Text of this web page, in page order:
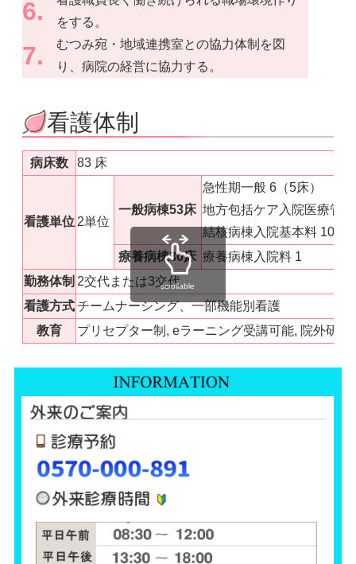
をする。
むつみ宛・地域連携室との協力体制を図
り、病院の経営に協力する。
看護体制
病床数 83 床
看護単位 2単位
一般病棟53床
急性期一般 6（5床）
地方包括ケア入院医療管
結核病棟入院基本料 10:1
療養病棟30床 療養病棟入院料 1
勤務体制 2交代または3交代
看護方式 チームナーシング、一部機能別看護
教育
プリセプター制, eラーニング受講可能, 院外研修
scrollable